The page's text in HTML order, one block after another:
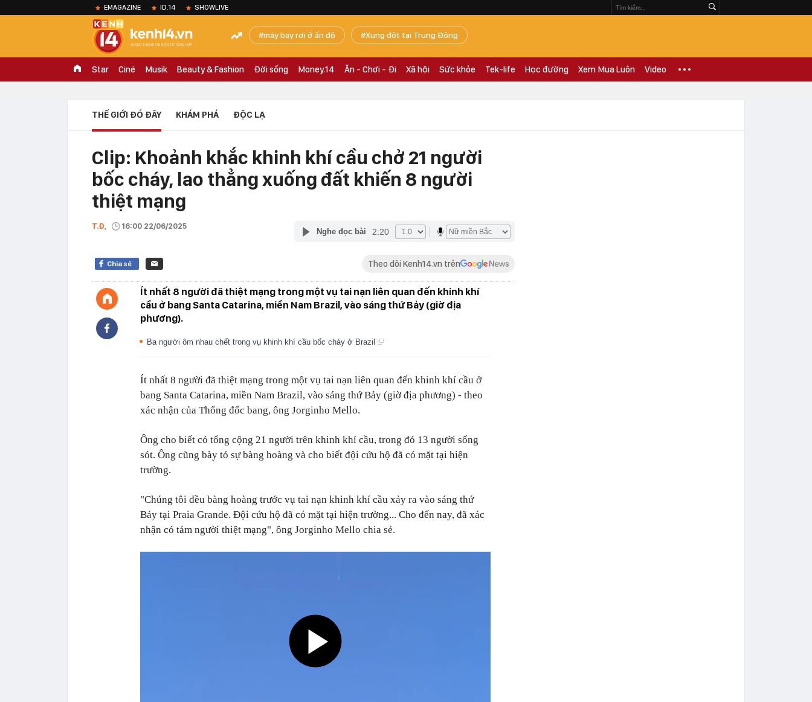
EMAGAZINE ID.14 SHOWLIVE
máy bay rơi ở ấn độ Xung đột tại Trung Đông
Star Ciné Musik Beauty & Fashion Đời sống Money.14 Ăn - Chơi - Đi Xã hội Sức khỏe Tek-life Học đường Xem Mua Luôn Video
THẾ GIỚI ĐÓ ĐÂY KHÁM PHÁ ĐỘC LẠ
Clip: Khoảnh khắc khinh khí cầu chở 21 người
bốc cháy, lao thẳng xuống đất khiến 8 người
thiệt mạng
T.Đ, 16:00 22/06/2025
Nghe đọc bài 2:20
Chia sẻ Theo dõi Kenh14.vn trên
Ít nhất 8 người đã thiệt mạng trong một vụ tai nạn liên quan đến khinh khí
cầu ở bang Santa Catarina, miền Nam Brazil, vào sáng thứ Bảy (giờ địa
phương).
Ba người ôm nhau chết trong vụ khinh khí cầu bốc cháy ở Brazil
Ít nhất 8 người đã thiệt mạng trong một vụ tai nạn liên quan đến khinh khí cầu ở
bang Santa Catarina, miền Nam Brazil, vào sáng thứ Bảy (giờ địa phương) - theo
xác nhận của Thống đốc bang, ông Jorginho Mello.
Ông cho biết có tổng cộng 21 người trên khinh khí cầu, trong đó 13 người sống
sót. Ông cũng bày tỏ sự bàng hoàng và cho biết đội cứu hộ đã có mặt tại hiện
trường.
"Chúng tôi đều bàng hoàng trước vụ tai nạn khinh khí cầu xảy ra vào sáng thứ
Bảy tại Praia Grande. Đội cứu hộ đã có mặt tại hiện trường... Cho đến nay, đã xác
nhận có tám người thiệt mạng", ông Jorginho Mello chia sẻ.